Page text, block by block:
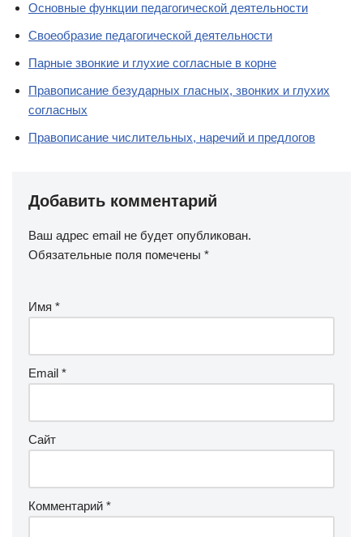
Основные функции педагогической деятельности
Своеобразие педагогической деятельности
Парные звонкие и глухие согласные в корне
Правописание безударных гласных, звонких и глухих
согласных
Правописание числительных, наречий и предлогов
Добавить комментарий
Ваш адрес email не будет опубликован.
Обязательные поля помечены *
Имя *
Email *
Сайт
Комментарий *